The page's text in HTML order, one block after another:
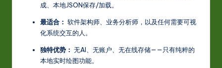
成、本地JSON保存/加载。
最适合： 软件架构师、业务分析师，以及任何需要可视
化系统交互的人。
独特优势： 无AI、无账户、无在线存储——只有纯粹的
本地实时绘图功能。